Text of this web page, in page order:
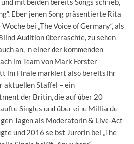
mit beiden bereits Songs schrieb,
Eben jenen Song präsentierte Rita
bei „The Voice of Germany“, als
Audition überraschte, zu sehen
an, in einer der kommenden
im Team von Mark Forster
im Finale markiert also bereits ihr
aktuellen Staffel – ein
der Britin, die auf über 20
Singles und über eine Milliarde
Tagen als Moderatorin & Live-Act
und 2016 selbst Jurorin bei „The